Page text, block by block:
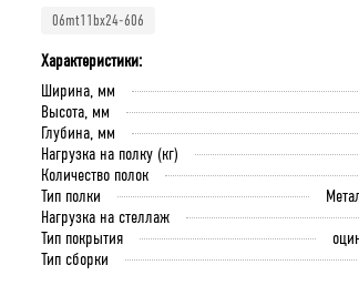
06mt11bx24-606
Характеристики:
Ширина, мм
Высота, мм
Глубина, мм
Нагрузка на полку (кг)
Количество полок
Тип полки
Нагрузка на стеллаж
Тип покрытия
Тип сборки